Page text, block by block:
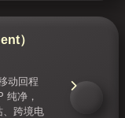
）
动回程
纯净，
、跨境电